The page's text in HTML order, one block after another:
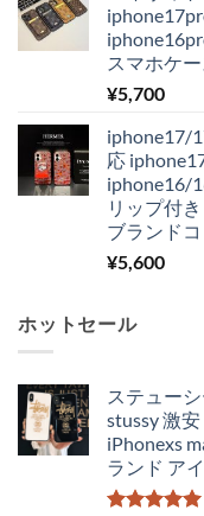
スマホケ
¥5,700
iphone17/
応
iphone16/
リップ付
ブランド
¥5,600
ホットセール
ステュー
stussy 激
iPhonexs
ランド ア